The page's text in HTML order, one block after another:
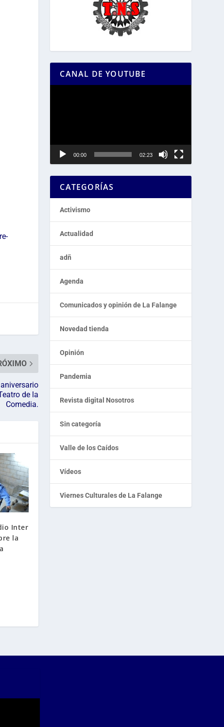
de la
Comedia.
Inter
la
CANAL DE YOUTUBE
00:00 02:23
CATEGORÍAS
Activismo
Actualidad
adñ
Agenda
Comunicados y opinión de La Falange
Novedad tienda
Opinión
Pandemia
Revista digital Nosotros
Sin categoría
Valle de los Caídos
Vídeos
Viernes Culturales de La Falange